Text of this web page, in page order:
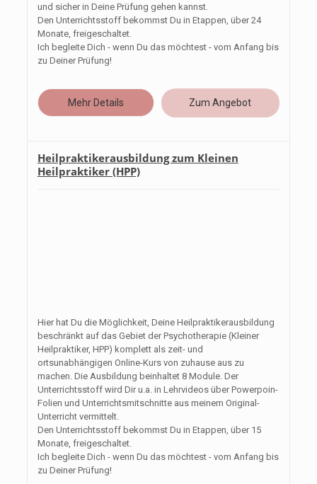
und sicher in Deine Prüfung gehen kannst.
Den Unterrichtsstoff bekommst Du in Etappen, über 24
Monate, freigeschaltet.
Ich begleite Dich - wenn Du das möchtest - vom Anfang bis
zu Deiner Prüfung!
Mehr Details Zum Angebot
Heilpraktikerausbildung zum Kleinen
Heilpraktiker (HPP)
Hier hat Du die Möglichkeit, Deine Heilpraktikerausbildung
beschränkt auf das Gebiet der Psychotherapie (Kleiner
Heilpraktiker, HPP) komplett als zeit- und
ortsunabhängigen Online-Kurs von zuhause aus zu
machen. Die Ausbildung beinhaltet 8 Module. Der
Unterrichtsstoff wird Dir u.a. in Lehrvideos über Powerpoin-
Folien und Unterrichtsmitschnitte aus meinem Original-
Unterricht vermittelt.
Den Unterrichtsstoff bekommst Du in Etappen, über 15
Monate, freigeschaltet.
Ich begleite Dich - wenn Du das möchtest - vom Anfang bis
zu Deiner Prüfung!